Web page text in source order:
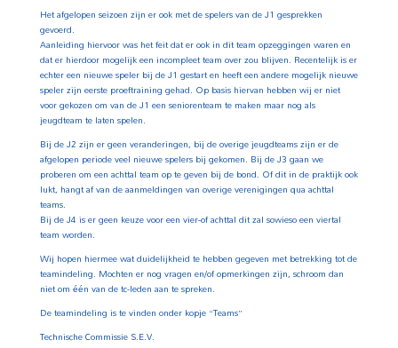
Het afgelopen seizoen zijn er ook met de spelers van de J1 gesprekken
gevoerd.
Aanleiding hiervoor was het feit dat er ook in dit team opzeggingen waren en
dat er hierdoor mogelijk een incompleet team over zou blijven. Recentelijk is er
echter een nieuwe speler bij de J1 gestart en heeft een andere mogelijk nieuwe
speler zijn eerste proeftraining gehad. Op basis hiervan hebben wij er niet
voor gekozen om van de J1 een seniorenteam te maken maar nog als
jeugdteam te laten spelen.
Bij de J2 zijn er geen veranderingen, bij de overige jeugdteams zijn er de
afgelopen periode veel nieuwe spelers bij gekomen. Bij de J3 gaan we
proberen om een achttal team op te geven bij de bond. Of dit in de praktijk ook
lukt, hangt af van de aanmeldingen van overige verenigingen qua achttal
teams.
Bij de J4 is er geen keuze voor een vier-of achttal dit zal sowieso een viertal
team worden.
Wij hopen hiermee wat duidelijkheid te hebben gegeven met betrekking tot de
teamindeling. Mochten er nog vragen en/of opmerkingen zijn, schroom dan
niet om één van de tc-leden aan te spreken.
De teamindeling is te vinden onder kopje “Teams”
Technische Commissie S.E.V.